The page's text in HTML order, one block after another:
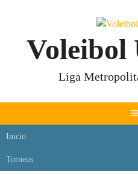
Voleibol
Liga
Inicio
Torneos